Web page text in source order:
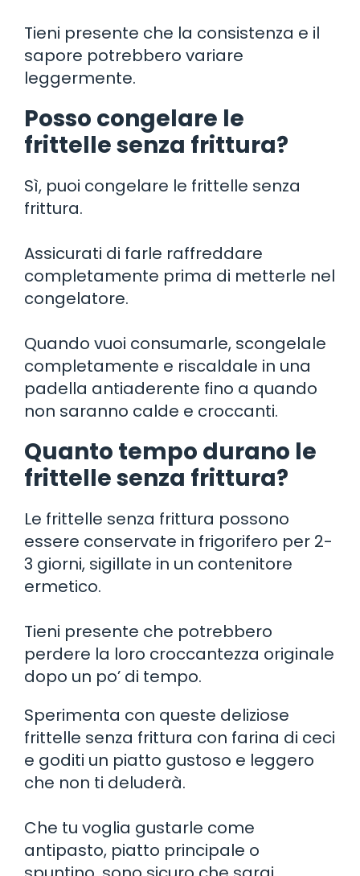
Tieni presente che la consistenza e il
sapore potrebbero variare
leggermente.
Posso congelare le
frittelle senza frittura?
Sì, puoi congelare le frittelle senza
frittura.
Assicurati di farle raffreddare
completamente prima di metterle nel
congelatore.
Quando vuoi consumarle, scongelale
completamente e riscaldale in una
padella antiaderente fino a quando
non saranno calde e croccanti.
Quanto tempo durano le
frittelle senza frittura?
Le frittelle senza frittura possono
essere conservate in frigorifero per 2-
3 giorni, sigillate in un contenitore
ermetico.
Tieni presente che potrebbero
perdere la loro croccantezza originale
dopo un po’ di tempo.
Sperimenta con queste deliziose
frittelle senza frittura con farina di ceci
e goditi un piatto gustoso e leggero
che non ti deluderà.
Che tu voglia gustarle come
antipasto, piatto principale o